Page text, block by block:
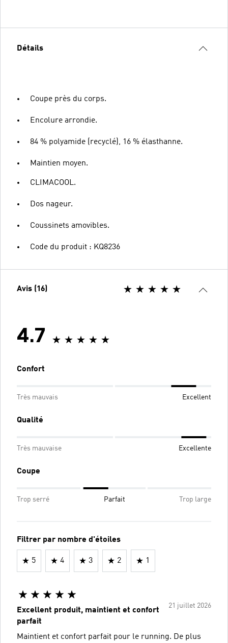
Détails
Coupe près du corps.
Encolure arrondie.
84 % polyamide (recyclé), 16 % élasthanne.
Maintien moyen.
CLIMACOOL.
Dos nageur.
Coussinets amovibles.
Code du produit : KQ8236
Avis (16)
4.7
Confort
Très mauvais Excellent
Qualité
Très mauvaise Excellente
Coupe
Trop serré Parfait Trop large
Filtrer par nombre d'étoiles
5 4 3 2 1
21 juillet 2026
Excellent produit, maintient et confort
parfait
Maintient et confort parfait pour le running. De plus